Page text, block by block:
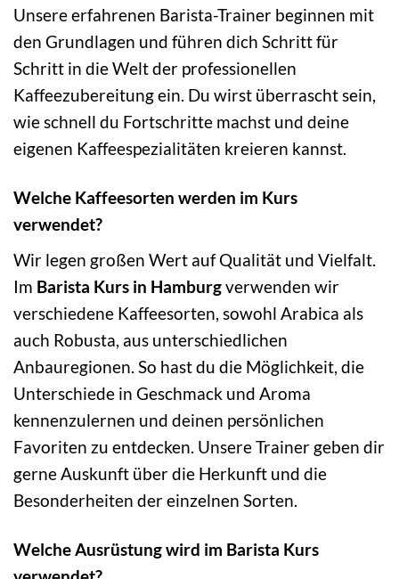
Unsere erfahrenen Barista-Trainer beginnen mit
den Grundlagen und führen dich Schritt für
Schritt in die Welt der professionellen
Kaffeezubereitung ein. Du wirst überrascht sein,
wie schnell du Fortschritte machst und deine
eigenen Kaffeespezialitäten kreieren kannst.
Welche Kaffeesorten werden im Kurs
verwendet?
Wir legen großen Wert auf Qualität und Vielfalt.
Im Barista Kurs in Hamburgverwenden wir
verschiedene Kaffeesorten, sowohl Arabica als
auch Robusta, aus unterschiedlichen
Anbauregionen. So hast du die Möglichkeit, die
Unterschiede in Geschmack und Aroma
kennenzulernen und deinen persönlichen
Favoriten zu entdecken. Unsere Trainer geben dir
gerne Auskunft über die Herkunft und die
Besonderheiten der einzelnen Sorten.
Welche Ausrüstung wird im Barista Kurs